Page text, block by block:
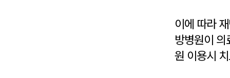
이에 따라
방병원이
원 이용시